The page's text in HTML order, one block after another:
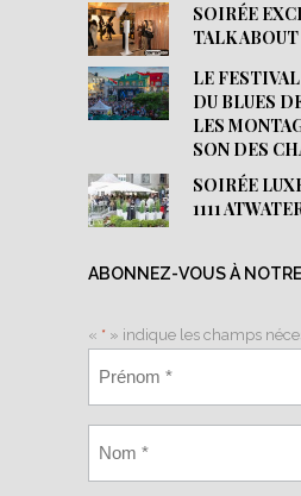
SOIRÉE
TALK
LE
DU BLUES
LES
SON DES
SOIRÉE
1111
ABONNEZ-VOUS À
« * » indique les champs